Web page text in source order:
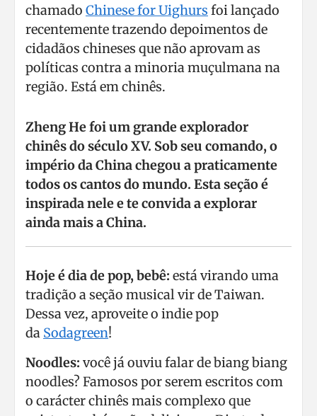
chamado Chinese for Uighurs foi lançado
recentemente trazendo depoimentos de
cidadãos chineses que não aprovam as
políticas contra a minoria muçulmana na
região. Está em chinês.
Zheng He foi um grande explorador
chinês do século XV. Sob seu comando, o
império da China chegou a praticamente
todos os cantos do mundo. Esta seção é
inspirada nele e te convida a explorar
ainda mais a China.
Hoje é dia de pop, bebê: está virando uma
tradição a seção musical vir de Taiwan.
Dessa vez, aproveite o indie pop
da Sodagreen!
Noodles: você já ouviu falar de biang biang
noodles? Famosos por serem escritos com
o carácter chinês mais complexo que